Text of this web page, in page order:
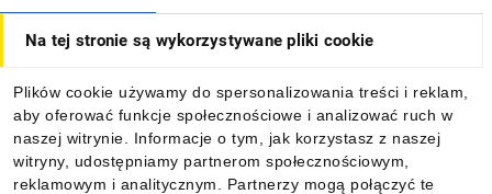
Na tej stronie są wykorzystywane pliki cookie
Plików cookie używamy do spersonalizowania treści i reklam,
aby oferować funkcje społecznościowe i analizować ruch w
naszej witrynie. Informacje o tym, jak korzystasz z naszej
witryny, udostępniamy partnerom społecznościowym,
reklamowym i analitycznym. Partnerzy mogą połączyć te
Informacje